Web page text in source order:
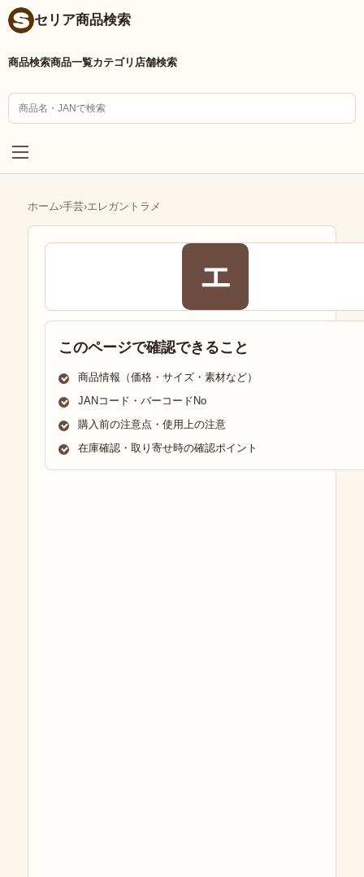
セリア商品検索
商品検索商品一覧カテゴリ 店舗検索
ホーム›手芸›エレガントラメ
エ
このページで確認できること
商品情報（価格・サイズ・素材など）
JANコード・バーコードNo
購入前の注意点・使用上の注意
在庫確認・取り寄せ時の確認ポイント